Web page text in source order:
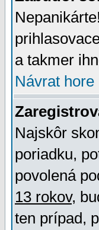
a takmer
Návrat hore
Najskôr
poriadku,
povolená
13 rokov,
ten prípad,